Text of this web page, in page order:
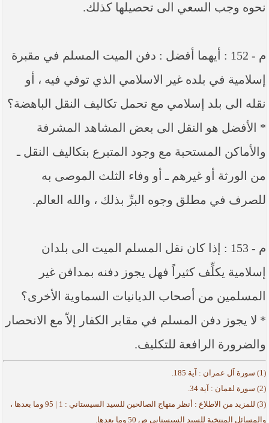
نحوه وجب السعي الى تحصيلها كذلك.
م - 152 : أيهما أفضل : دفن الميت المسلم في مقبرة
إسلامية في بلده غير الاسلامي الذي توفي فيه ، أو
نقله الى بلد إسلامي مع تحمل تكاليف النقل الباهضة؟
* الأفضل هو النقل الى بعض المشاهد المشرفة
والأماكن المستحبة مع وجود المتبرع بتكاليف النقل ـ
من الورثة أو غيرهم ـ أو وفاء الثلث الموصى به
للصرف في مطلق وجوه البرِّ بذلك ، والله العالم.
م - 153 : إذا كان نقل المسلم الميت الى بلدان
إسلامية يكلِّف كثيراً فهل يجوز دفنه بمدافن غير
المسلمين من أصحاب الديانيات السماوية الأخرى؟
* لا يجوز دفن المسلم في مقابر الكفار إلاّ مع الانحصار
والضرورة الرافعة للتكليف.
(1) سورة اَل عمران : آية 185.
(2) سورة لقمان : آية 34.
(3) للمزيد من الاطلاع : أنظر منهاج الصالحين للسيد السيستاني : 1 | 95 وما بعدها ،
والمسائل المنتخبة للسيد السيستاني ص 50 وما بعدها.